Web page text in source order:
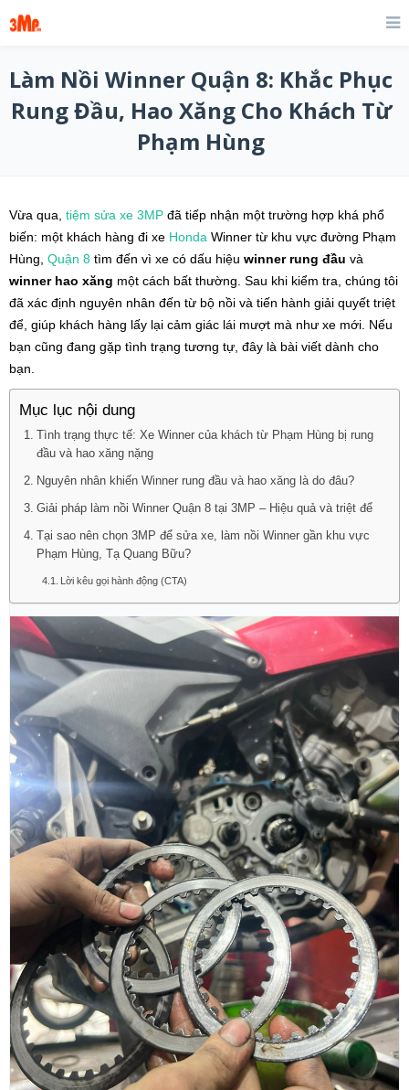
Làm Nồi Winner Quận 8: Khắc Phục
Rung Đầu, Hao Xăng Cho Khách Từ
Phạm Hùng
Vừa qua, tiệm sửa xe 3MP đã tiếp nhận một trường hợp khá phổ
biến: một khách hàng đi xe Honda Winner từ khu vực đường Phạm
Hùng, Quận 8 tìm đến vì xe có dấu hiệu winner rung đầu và
winner hao xăng một cách bất thường. Sau khi kiểm tra, chúng tôi
đã xác định nguyên nhân đến từ bộ nồi và tiến hành giải quyết triệt
để, giúp khách hàng lấy lại cảm giác lái mượt mà như xe mới. Nếu
bạn cũng đang gặp tình trạng tương tự, đây là bài viết dành cho
bạn.
Mục lục nội dung
Tình trạng thực tế: Xe Winner của khách từ Phạm Hùng bị rung
đầu và hao xăng nặng
Nguyên nhân khiến Winner rung đầu và hao xăng là do đâu?
Giải pháp làm nồi Winner Quận 8 tại 3MP – Hiệu quả và triệt để
Tại sao nên chọn 3MP để sửa xe, làm nồi Winner gần khu vực
Phạm Hùng, Tạ Quang Bữu?
Lời kêu gọi hành động (CTA)